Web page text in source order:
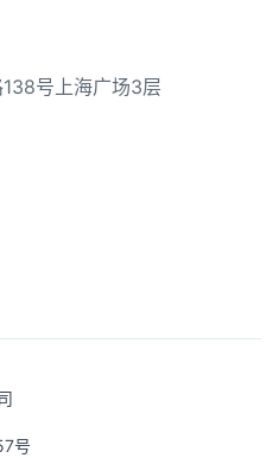
号上海广场3层
号